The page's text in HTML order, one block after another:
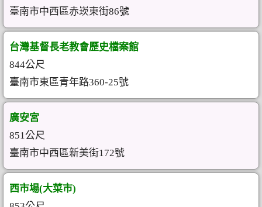
臺南市中西區赤崁東街86號
台灣基督長老教會歷史檔案館
844公尺
臺南市東區青年路360-25號
廣安宮
851公尺
臺南市中西區新美街172號
西市場(大菜市)